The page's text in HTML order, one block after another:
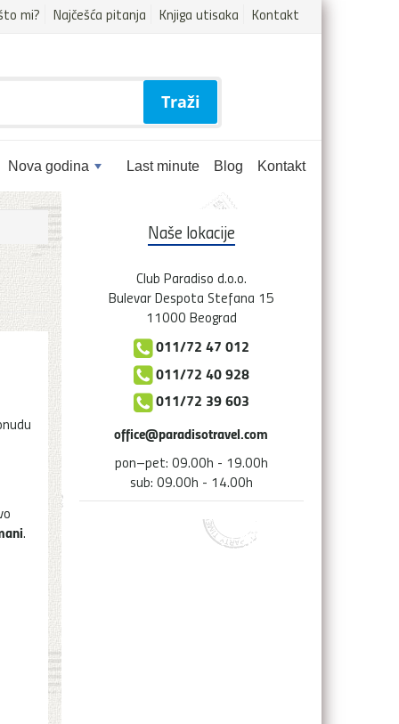
mi? Najčešća pitanja Knjiga utisaka Kontakt
Nova godina Last minute Blog Kontakt
Traži
Naše lokacije
Club Paradiso d.o.o.
Bulevar Despota Stefana 15
11000 Beograd
011/72 47 012
011/72 40 928
011/72 39 603
office@paradisotravel.com
pon–pet: 09.00h - 19.00h
sub: 09.00h - 14.00h
.